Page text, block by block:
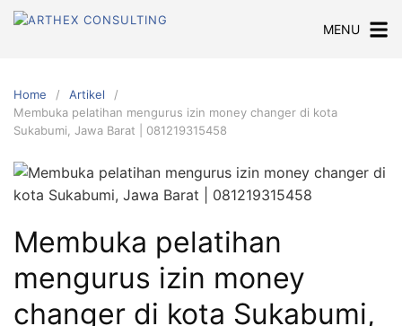
Skip
MENU
Home
Artikel
Membuka pelatihan mengurus izin money changer di kota
Sukabumi, Jawa Barat | 081219315458
Membuka pelatihan
mengurus izin money
changer di kota Sukabumi,